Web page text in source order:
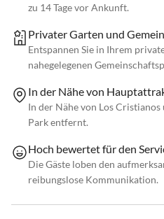
zu 14 Tage vor Ankunft.
Privater Garten und
Entspannen Sie in Ihrem
nahegelegenen
In der Nähe von
In der Nähe von Los
Park entfernt.
Hoch bewertet für den
Die Gäste loben den
reibungslose Kommunikation.